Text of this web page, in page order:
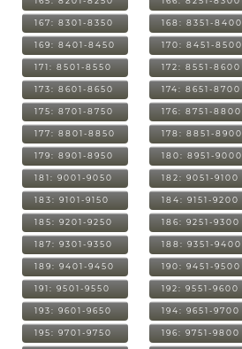
167: 8301-8350 168: 8351-8400
169: 8401-8450 170: 8451-8500
171: 8501-8550 172: 8551-8600
173: 8601-8650 174: 8651-8700
175: 8701-8750 176: 8751-8800
177: 8801-8850 178: 8851-8900
179: 8901-8950 180: 8951-9000
181: 9001-9050 182: 9051-9100
183: 9101-9150 184: 9151-9200
185: 9201-9250 186: 9251-9300
187: 9301-9350 188: 9351-9400
189: 9401-9450 190: 9451-9500
191: 9501-9550 192: 9551-9600
193: 9601-9650 194: 9651-9700
195: 9701-9750 196: 9751-9800